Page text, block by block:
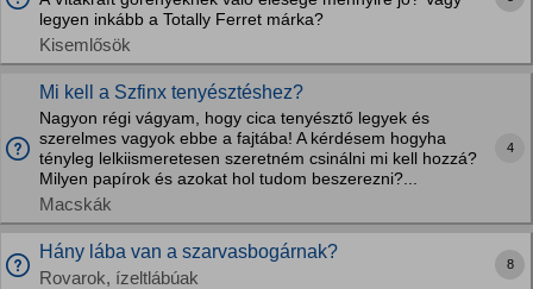
legyen inkább a Totally Ferret márka?
Kisemlősök
Mi kell a Szfinx tenyésztéshez?
Nagyon régi vágyam, hogy cica tenyésztő legyek és
szerelmes vagyok ebbe a fajtába! A kérdésem hogyha
tényleg lelkiismeretesen szeretném csinálni mi kell hozzá?
Milyen papírok és azokat hol tudom beszerezni?...
Macskák
4
Hány lába van a szarvasbogárnak?
Rovarok, ízeltlábúak
8